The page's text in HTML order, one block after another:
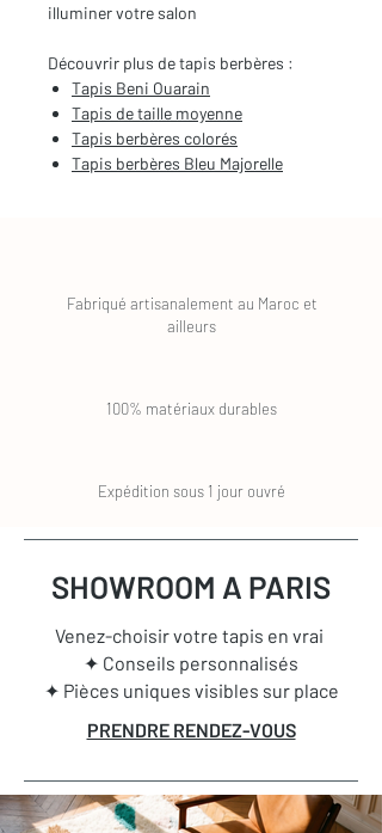
illuminer votre salon
Découvrir plus de tapis berbères :
Tapis Beni Ouarain
Tapis de taille moyenne
Tapis berbères colorés
Tapis berbères Bleu Majorelle
Fabriqué artisanalement au Maroc et
ailleurs
100% matériaux durables
Expédition sous 1 jour ouvré
SHOWROOM A PARIS
Venez-choisir votre tapis en vrai
✦ Conseils personnalisés
✦ Pièces uniques visibles sur place
PRENDRE RENDEZ-VOUS